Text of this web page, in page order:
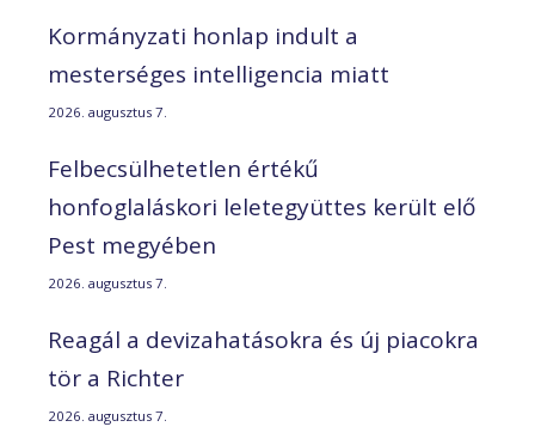
Kormányzati honlap indult a
mesterséges intelligencia miatt
2026. augusztus 7.
Felbecsülhetetlen értékű
honfoglaláskori leletegyüttes került elő
Pest megyében
2026. augusztus 7.
Reagál a devizahatásokra és új piacokra
tör a Richter
2026. augusztus 7.